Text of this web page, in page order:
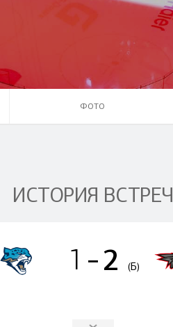
Сибирь
ФОТО
ИСТОРИЯ ВСТРЕЧ
1 2(Б)